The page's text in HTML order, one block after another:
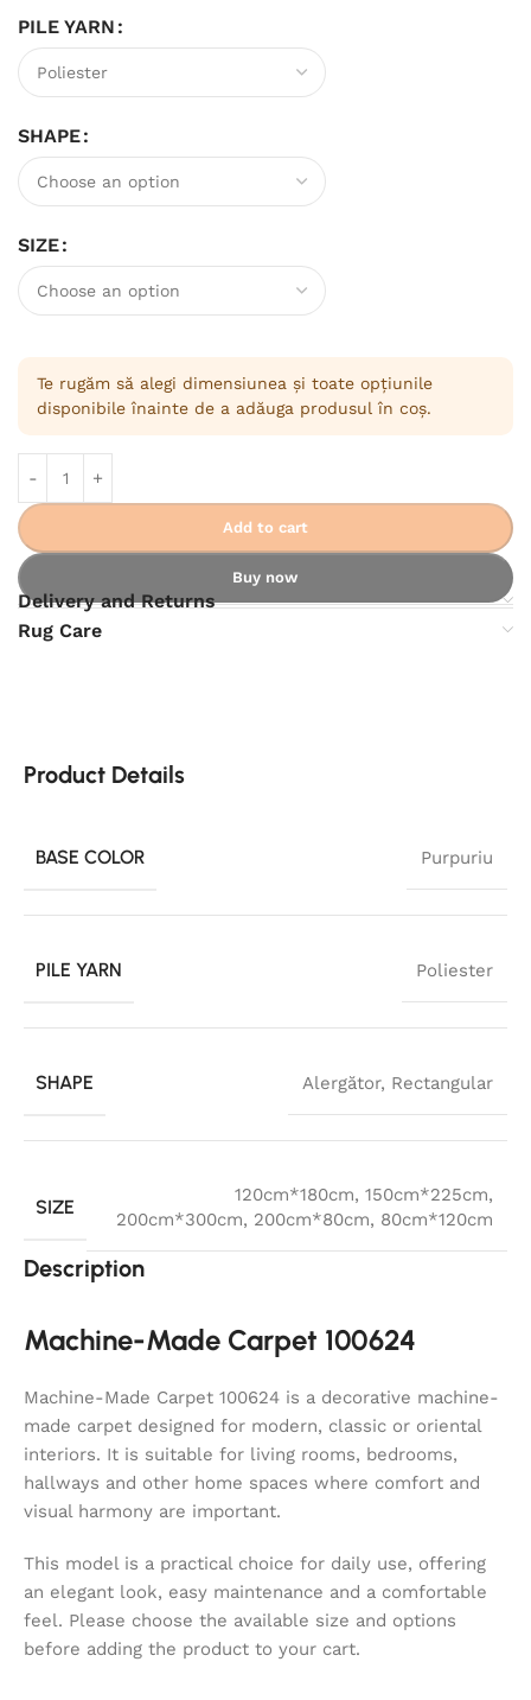
PILE YARN
SHAPE
SIZE
Te rugăm să alegi dimensiunea și toate opțiunile
disponibile înainte de a adăuga produsul în coș.
Add to cart
Buy now
Delivery and Returns
Rug Care
Product Details
BASE COLOR Purpuriu
PILE YARN Poliester
SHAPE Alergător, Rectangular
SIZE
120cm*180cm, 150cm*225cm,
200cm*300cm, 200cm*80cm, 80cm*120cm
Description
Machine-Made Carpet 100624
Machine-Made Carpet 100624 is a decorative machine-
made carpet designed for modern, classic or oriental
interiors. It is suitable for living rooms, bedrooms,
hallways and other home spaces where comfort and
visual harmony are important.
This model is a practical choice for daily use, offering
an elegant look, easy maintenance and a comfortable
feel. Please choose the available size and options
before adding the product to your cart.